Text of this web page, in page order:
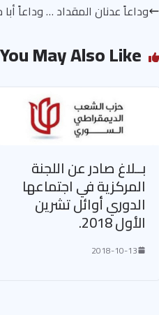
وداعاً عدنان المقداد … وداعاً أبا
You May Also Like
بــلاغ صادر عن اللجنة
المركزية في اجتماعها
الدوري أوائل تشرين
الأول 2018.
2018-10-13